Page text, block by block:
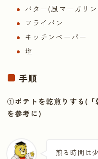
バター(風マーガリ
フライパン
キッチンペーパー
塩
手順
①ポテトを乾煎りする(「
を参考に)
煎る時間は